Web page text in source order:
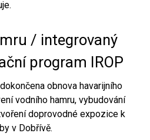
/ integrovaný
program IROP
obnova havarijního
vodního hamru, vybudování
doprovodné expozice k
v Dobřívě.